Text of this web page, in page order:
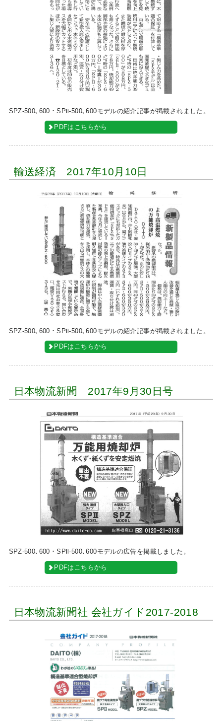
SPZ-500､600・SPⅡ-500､600モデルの紹介記事が掲載されました。
PDFはこちらから
輸送経済 2017年10月10日
SPZ-500､600・SPⅡ-500､600モデルの紹介記事が掲載されました。
PDFはこちらから
日本物流新聞 2017年9月30日号
SPZ-500､600・SPⅡ-500､600モデルの広告を掲載しました。
PDFはこちらから
日本物流新聞社 会社ガイド2017-2018